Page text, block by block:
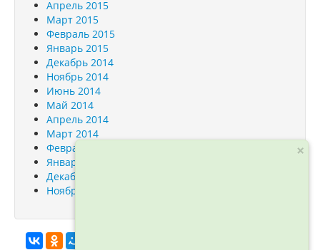
Апрель 2015
Март 2015
Февраль 2015
Январь 2015
Декабрь 2014
Ноябрь 2014
Июнь 2014
Май 2014
Апрель 2014
Март 2014
Февраль 2014
Январь 2014
Декабрь 2013
Ноябрь 2013
×